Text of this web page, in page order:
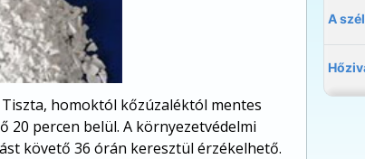
homoktól kőzúzaléktól mentes
percen belül. A környezetvédelmi
követő 36 órán keresztül érzékelhető.